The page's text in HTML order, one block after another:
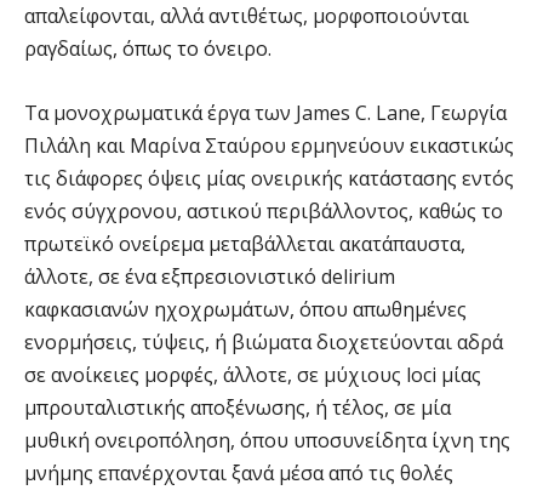
απαλείφονται, αλλά αντιθέτως, μορφοποιούνται
ραγδαίως, όπως το όνειρο.
Τα μονοχρωματικά έργα των James C. Lane, Γεωργία
Πιλάλη και Μαρίνα Σταύρου ερμηνεύουν εικαστικώς
τις διάφορες όψεις μίας ονειρικής κατάστασης εντός
ενός σύγχρονου, αστικού περιβάλλοντος, καθώς το
πρωτεϊκό ονείρεμα μεταβάλλεται ακατάπαυστα,
άλλοτε, σε ένα εξπρεσιονιστικό delirium
καφκασιανών ηχοχρωμάτων, όπου απωθημένες
ενορμήσεις, τύψεις, ή βιώματα διοχετεύονται αδρά
σε ανοίκειες μορφές, άλλοτε, σε μύχιους loci μίας
μπρουταλιστικής αποξένωσης, ή τέλος, σε μία
μυθική ονειροπόληση, όπου υποσυνείδητα ίχνη της
μνήμης επανέρχονται ξανά μέσα από τις θολές